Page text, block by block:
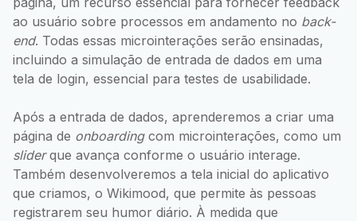
ao usuário sobre processos em andamento no back-
end. Todas essas microinterações serão ensinadas,
incluindo a simulação de entrada de dados em uma
tela de login, essencial para testes de usabilidade.
Após a entrada de dados, aprenderemos a criar uma
página de onboardingcom microinterações, como um
sliderque avança conforme o usuário interage.
Também desenvolveremos a tela inicial do aplicativo
que criamos, o Wikimood, que permite às pessoas
registrarem seu humor diário. À medida que